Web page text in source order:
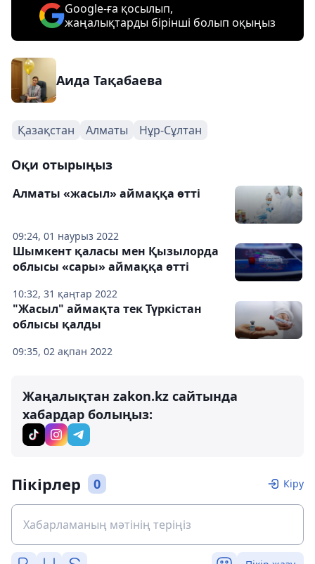
Google-ға қосылып,
жаңалықтарды бірінші болып оқыңыз
Аида Тақабаева
Қазақстан Алматы Нұр-Сұлтан
Оқи отырыңыз
09:24, 01 наурыз 2022
Алматы «жасыл» аймаққа өтті
10:32, 31 қаңтар 2022
Шымкент қаласы мен Қызылорда
облысы «сары» аймаққа өтті
09:35, 02 ақпан 2022
"Жасыл" аймақта тек Түркістан
облысы қалды
Жаңалықтан zakon.kz сайтында
хабардар болыңыз:
Пікірлер 0 Кіру